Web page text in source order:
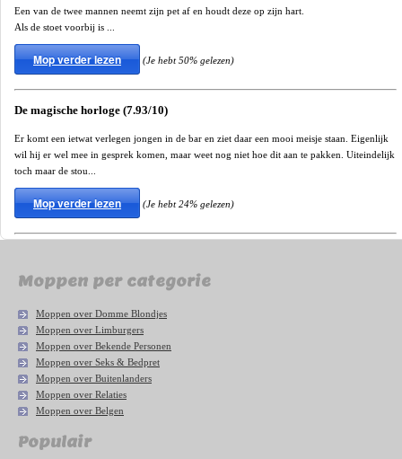
Een van de twee mannen neemt zijn pet af en houdt deze op zijn hart.
Als de stoet voorbij is ...
Mop verder lezen (Je hebt 50% gelezen)
De magische horloge (7.93/10)
Er komt een ietwat verlegen jongen in de bar en ziet daar een mooi meisje staan. Eigenlijk
wil hij er wel mee in gesprek komen, maar weet nog niet hoe dit aan te pakken. Uiteindelijk
toch maar de stou...
Mop verder lezen (Je hebt 24% gelezen)
Moppen per categorie
Moppen over Domme Blondjes
Moppen over Limburgers
Moppen over Bekende Personen
Moppen over Seks & Bedpret
Moppen over Buitenlanders
Moppen over Relaties
Moppen over Belgen
Populair